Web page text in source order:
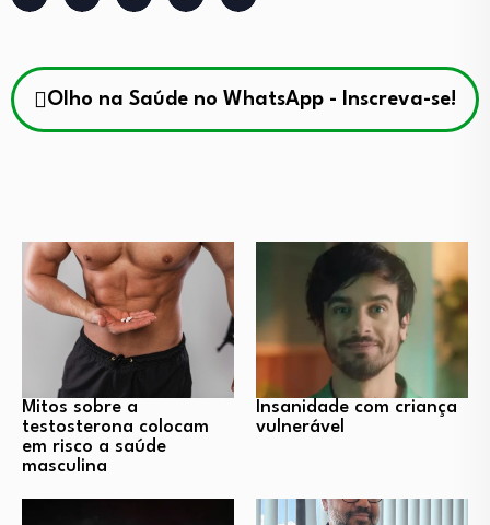
Olho na Saúde no WhatsApp - Inscreva-se!
Mitos sobre a
testosterona colocam
em risco a saúde
masculina
Insanidade com criança
vulnerável